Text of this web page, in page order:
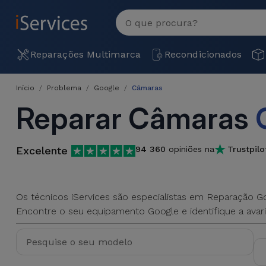
Reparações Multimarca Recondicionados
MENU
Reparações
Por
Avaria
Macbook
/ iMac
iPhones
Recondicionados
Recondicionados
iPads
Recondicionados
Produtos
Novidades
Cabos
Promoções
Retomas
Ver
Início Problema Google Câmaras
Reparar Câmaras
Excelente 94 360 opiniões na
Os técnicos iServices são especialistas em Reparação
Encontre o seu equipamento Google e identifique a